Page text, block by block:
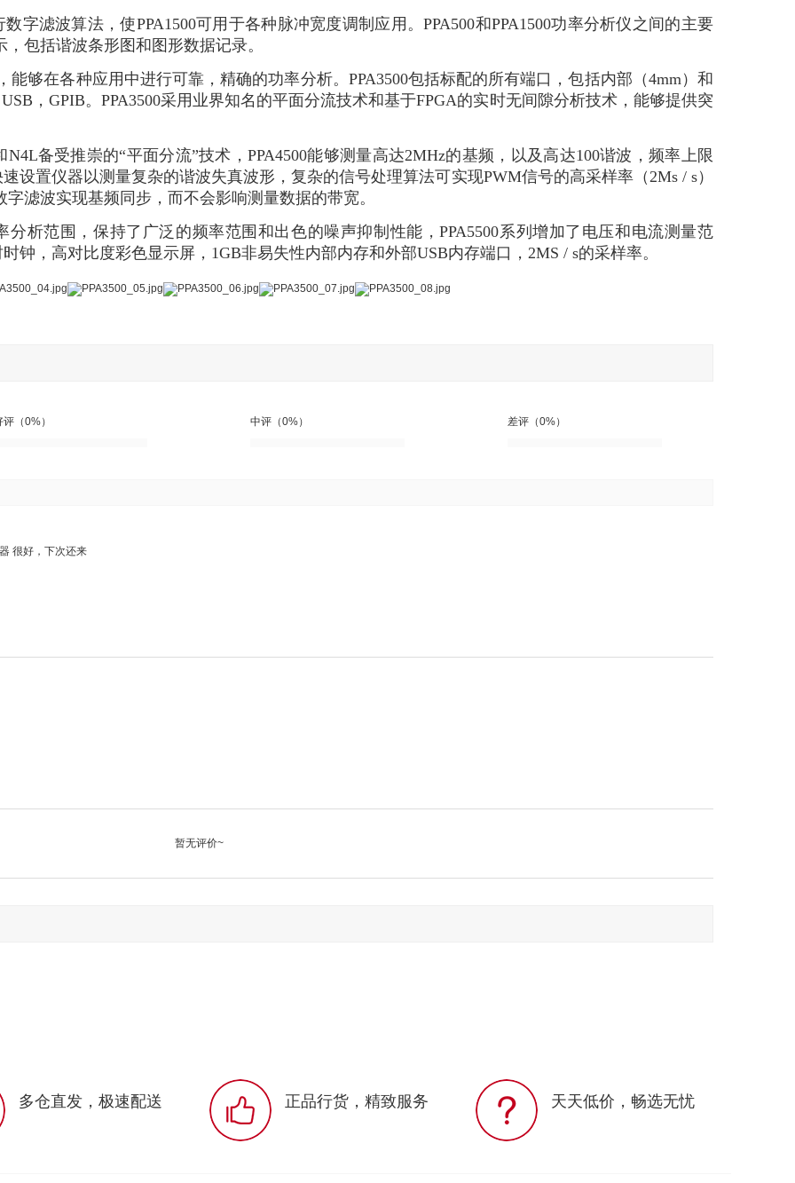
字滤波算法，使PPA1500可用于各种脉冲宽度调制应用。PPA500和PPA1500功率分析仪之间的主要
包括谐波条形图和图形数据记录。
能够在各种应用中进行可靠，精确的功率分析。PPA3500包括标配的所有端口，包括内部（4mm）和
，GPIB。PPA3500采用业界知名的平面分流技术和基于FPGA的实时无间隙分析技术，能够提供突
备受推崇的“平面分流”技术，PPA4500能够测量高达2MHz的基频，以及高达100谐波，频率上限
设置仪器以测量复杂的谐波失真波形，复杂的信号处理算法可实现PWM信号的高采样率（2Ms / s）
滤波实现基频同步，而不会影响测量数据的带宽。
析范围，保持了广泛的频率范围和出色的噪声抑制性能，PPA5500系列增加了电压和电流测量范
钟，高对比度彩色显示屏，1GB非易失性内部内存和外部USB内存端口，2MS / s的采样率。
评（0%） 中评（0%） 差评（0%）
很好，下次还来
暂无评价~
多仓直发，极速配送 正品行货，精致服务 天天低价，畅选无忧